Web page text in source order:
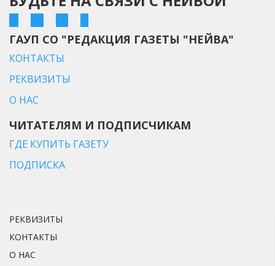
ГАУП СО "РЕДАКЦИЯ ГАЗЕТЫ "НЕЙВА"
КОНТАКТЫ
РЕКВИЗИТЫ
О НАС
ЧИТАТЕЛЯМ И ПОДПИСЧИКАМ
ГДЕ КУПИТЬ ГАЗЕТУ
ПОДПИСКА
РЕКВИЗИТЫ
КОНТАКТЫ
О НАС